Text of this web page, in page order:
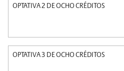
OPTATIVA 2 DE OCHO CRÉDITOS
OPTATIVA 3 DE OCHO CRÉDITOS